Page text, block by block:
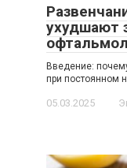
ухудшают
Введение:
при постоянном
05.03.2025